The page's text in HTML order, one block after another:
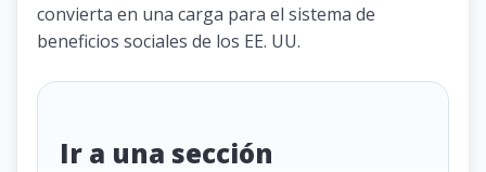
convierta en una carga para el sistema de
beneficios sociales de los EE. UU.
Ir a una sección